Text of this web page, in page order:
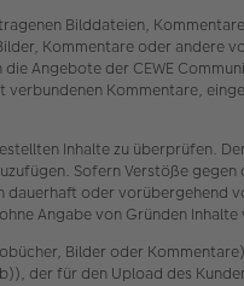
Bilddateien,
Kommentare oder
Angebote der CEWE
Kommentare,
Inhalte zu überprüfen.
Sofern Verstöße
oder vorübergehend
Angabe von Gründen
Bilder oder
der für den Upload des